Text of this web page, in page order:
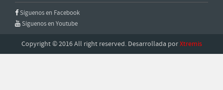
Síguenos en Facebook
Síguenos en Youtube
Copyright © 2016 All right reserved. Desarrollada porXtremis